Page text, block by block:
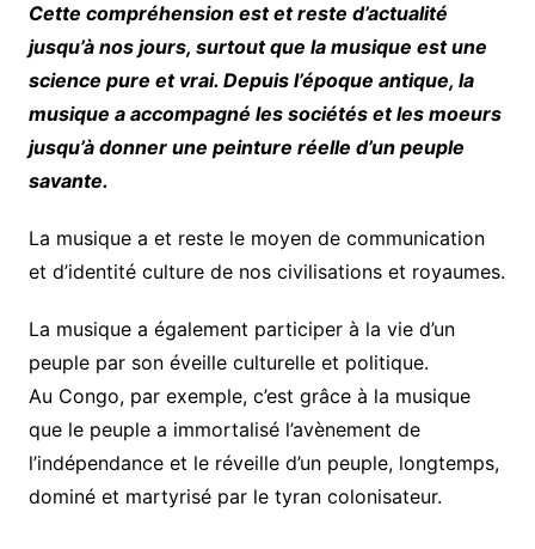
Cette compréhension est et reste d’actualité
jusqu’à nos jours, surtout que la musique est une
science pure et vrai. Depuis l’époque antique, la
musique a accompagné les sociétés et les moeurs
jusqu’à donner une peinture réelle d’un peuple
savante.
La musique a et reste le moyen de communication
et d’identité culture de nos civilisations et royaumes.
La musique a également participer à la vie d’un
peuple par son éveille culturelle et politique.
Au Congo, par exemple, c’est grâce à la musique
que le peuple a immortalisé l’avènement de
l’indépendance et le réveille d’un peuple, longtemps,
dominé et martyrisé par le tyran colonisateur.